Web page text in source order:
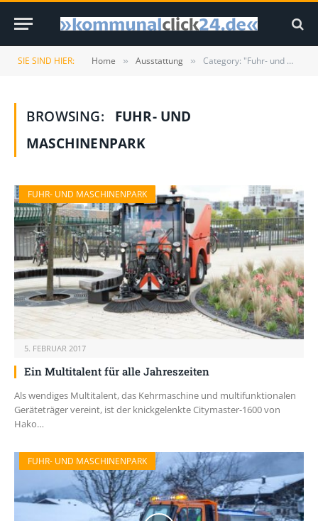
SIE SIND HIER: Home » Ausstattung » Category: "Fuhr- und Maschinenpark" (Page 6)
BROWSING:
FUHR- UND
MASCHINENPARK
FUHR- UND MASCHINENPARK
5. FEBRUAR 2017
Ein Multitalent für alle Jahreszeiten
Als wendiges Multitalent, das Kehrmaschine und multifunktionalen
Geräteträger vereint, ist der knickgelenkte Citymaster-1600 von
Hako…
FUHR- UND MASCHINENPARK